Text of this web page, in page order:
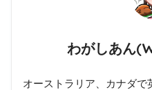
わがしあん
オーストラリア、カナダで